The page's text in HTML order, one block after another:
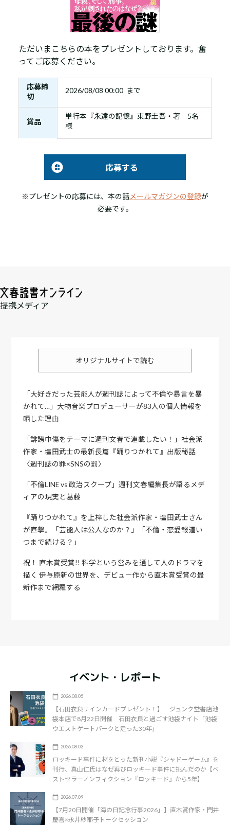
ただいまこちらの本をプレゼントしております。奮
ってご応募ください。
応募締
切
2026/08/08 00:00 まで
賞品
単行本『永遠の記憶』東野圭吾・著 5名
様
応募する
※プレゼントの応募には、本の話メールマガジンの登録が
必要です。
提携メディア
オリジナルサイトで読む
「大好きだった芸能人が週刊誌によって不倫や暴言を暴
かれて…」大物音楽プロデューサーが83人の個人情報を
晒した理由
「誹謗中傷をテーマに週刊文春で連載したい！」社会派
作家・塩田武士の最新長篇『踊りつかれて』出版秘話
〈週刊誌の罪×SNSの罰〉
「不倫LINE vs 政治スクープ」週刊文春編集長が語るメデ
ィアの現実と葛藤
『踊りつかれて』を上梓した社会派作家・塩田武士さん
が直撃。「芸能人は公人なのか？」「不倫・恋愛報道い
つまで続ける？」
祝！ 直木賞受賞!! 科学という営みを通して人のドラマを
描く 伊与原新の世界を、デビュー作から直木賞受賞の最
新作まで網羅する
イベント・レポート
2026.08.05
【石田衣良サインカードプレゼント！】 ジュンク堂書店池
袋本店で8月22日開催 石田衣良と過ごす池袋ナイト「池袋
ウエストゲートパークと走った30年」
2026.08.03
ロッキード事件に材をとった新刊小説『シャドーゲーム』を
刊行、真山仁氏はなぜ再びロッキード事件に挑んだのか【ベ
ストセラーノンフィクション『ロッキード』から5年】
2026.07.09
【7月20日開催「海の日記念行事2026」】直木賞作家・門井
慶喜×永井紗耶子トークセッション